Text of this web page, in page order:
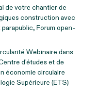
de votre chantier de
construction avec
Forum open-
Webinaire dans
d'études et de
économie circulaire
Supérieure (ETS)